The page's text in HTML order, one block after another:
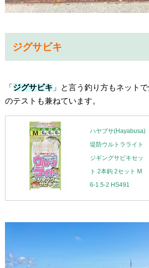
ジグサビキ
「 ジグサビキ 」と言う釣り方もネット
のテストも兼ねています。
ハヤブサ(Hayabusa)
堤防ウルトラライト
ジギングサビキセッ
ト 2本鈎 2セット M
6-1.5-2 HS491